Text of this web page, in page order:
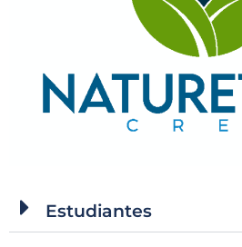
Estudiantes